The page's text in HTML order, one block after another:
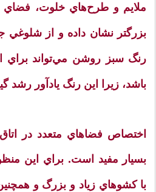
ملايم و طرح‌هاي خلوت، فضاي
بزرگتر نشان داده و از شلوغي
رنگ سبز روشن مي‌تواند براي
باشد، زيرا اين رنگ يادآور رشد
اختصاص‌ فضاهاي‌ متعدد در
بسيار مفيد است. براي اين
با كشوهاي‌ زياد و بزرگ و